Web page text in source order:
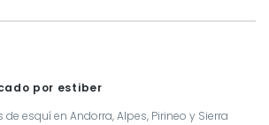
por estiber
de esquí en Andorra, Alpes, Pirineo y Sierra